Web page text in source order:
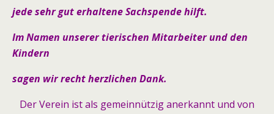
jede sehr gut erhaltene Sachspende hilft.
Im Namen unserer tierischen Mitarbeiter und den
Kindern
sagen wir recht herzlichen Dank.
Der Verein ist als gemeinnützig anerkannt und von